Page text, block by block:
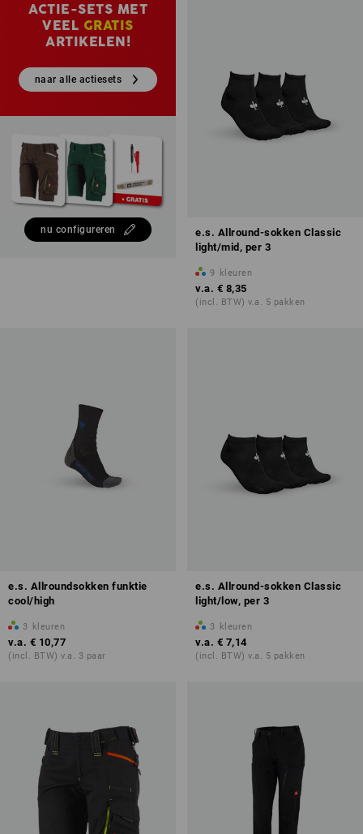
ACTIE-SETS MET
VEEL GRATIS
ARTIKELEN!
naar alle actiesets
nu configureren
e.s. Allround-sokken Classic
light/mid, per 3
9 kleuren
v.a. € 8,35
(incl. BTW) v.a. 5 pakken
e.s. Allroundsokken funktie
cool/high
3 kleuren
v.a. € 10,77
(incl. BTW) v.a. 3 paar
e.s. Allround-sokken Classic
light/low, per 3
3 kleuren
v.a. € 7,14
(incl. BTW) v.a. 5 pakken